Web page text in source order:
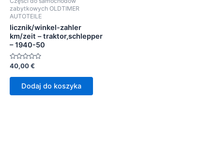
zabytkowych OLDTIMER
AUTOTEILE
licznik/winkel-zahler
km/zeit – traktor,schlepper
– 1940-50
Oceniono
na
40,00€
Dodaj do koszyka